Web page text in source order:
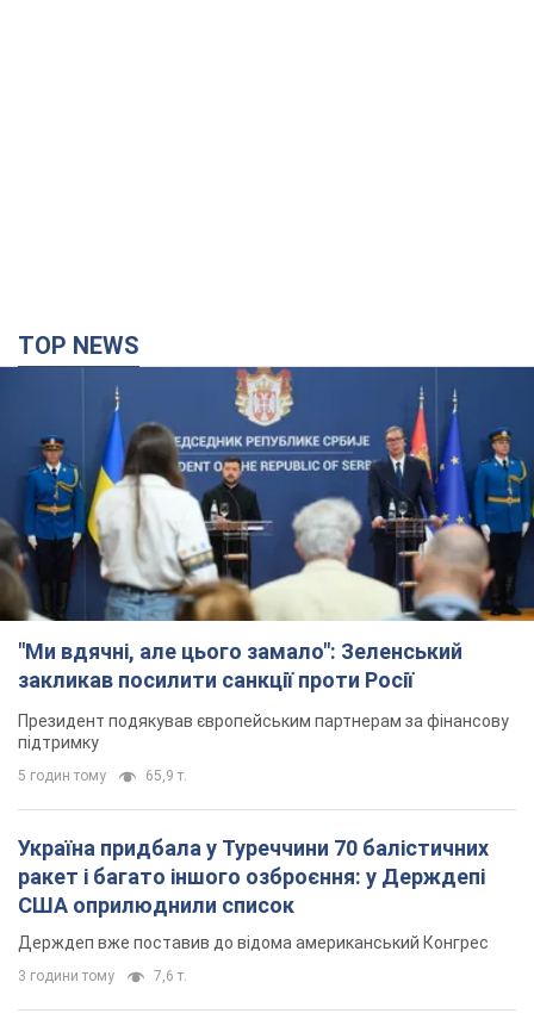
TOP NEWS
"Ми вдячні, але цього замало": Зеленський
закликав посилити санкції проти Росії
Президент подякував європейським партнерам за фінансову
підтримку
5 годин тому 65,9 т.
Україна придбала у Туреччини 70 балістичних
ракет і багато іншого озброєння: у Держдепі
США оприлюднили список
Держдеп вже поставив до відома американський Конгрес
3 години тому 7,6 т.